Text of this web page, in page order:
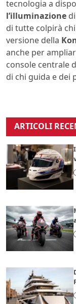
tecnologia a
l’illuminazione
di tutte colpirà
versione della
anche per
console centrale
di chi guida e dei
ARTICOLI